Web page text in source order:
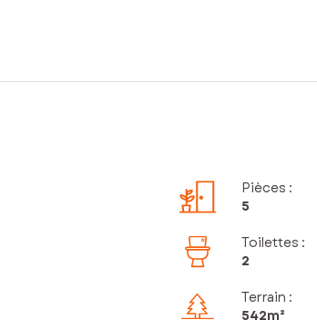
Pièces :
5
Toilettes :
2
Terrain :
542m²